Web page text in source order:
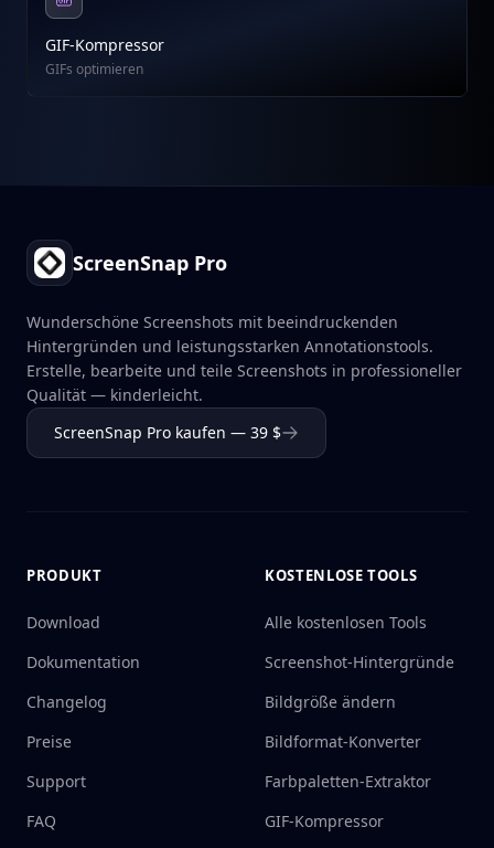
GIF-Kompressor
GIFs optimieren
ScreenSnap Pro
Wunderschöne Screenshots mit beeindruckenden
Hintergründen und leistungsstarken Annotationstools.
Erstelle, bearbeite und teile Screenshots in professioneller
Qualität — kinderleicht.
ScreenSnap Pro kaufen — 39 $
PRODUKT
Download
Dokumentation
Changelog
Preise
Support
FAQ
KOSTENLOSE TOOLS
Alle kostenlosen Tools
Screenshot-Hintergründe
Bildgröße ändern
Bildformat-Konverter
Farbpaletten-Extraktor
GIF-Kompressor